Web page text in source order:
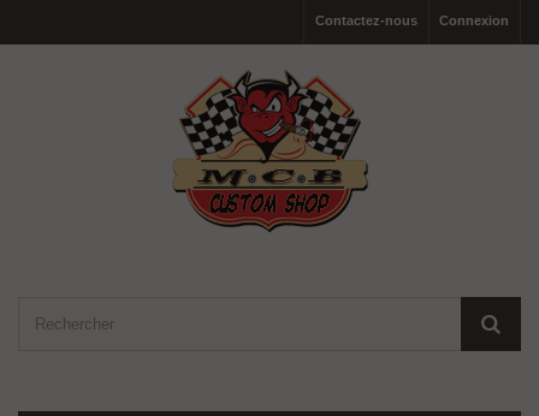
Connexion
Contactez-nous